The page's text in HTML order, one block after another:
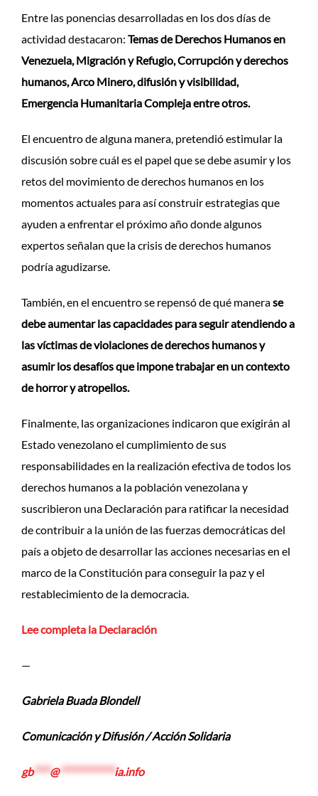
Entre las ponencias desarrolladas en los dos días de
actividad destacaron: Temas de Derechos Humanos en
Venezuela, Migración y Refugio, Corrupción y derechos
humanos, Arco Minero, difusión y visibilidad,
Emergencia Humanitaria Compleja entre otros.
El encuentro de alguna manera, pretendió estimular la
discusión sobre cuál es el papel que se debe asumir y los
retos del movimiento de derechos humanos en los
momentos actuales para así construir estrategias que
ayuden a enfrentar el próximo año donde algunos
expertos señalan que la crisis de derechos humanos
podría agudizarse.
También, en el encuentro se repensó de qué manerase
debe aumentar las capacidades para seguir atendiendo a
las víctimas de violaciones de derechos humanos y
asumir los desafíos que impone trabajar en un contexto
de horror y atropellos.
Finalmente, las organizaciones indicaron que exigirán al
Estado venezolano el cumplimiento de sus
responsabilidades en la realización efectiva de todos los
derechos humanos a la población venezolana y
suscribieron una Declaración para ratificar la necesidad
de contribuir a la unión de las fuerzas democráticas del
país a objeto de desarrollar las acciones necesarias en el
marco de la Constitución para conseguir la paz y el
restablecimiento de la democracia.
Lee completa la Declaración
—
Gabriela Buada Blondell
Comunicación y Difusión / Acción Solidaria
gb****@*************ia.info